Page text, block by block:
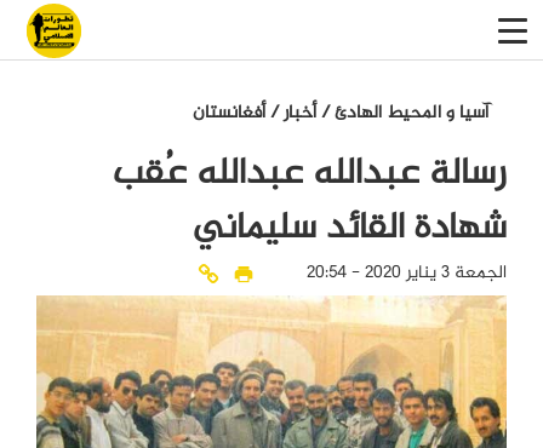
آسيا و المحيط الهادئ/أخبار/أفغانستان
رسالة عبدالله عبدالله عُقب
شهادة القائد سليماني
الجمعة 3 يناير 2020 - 20:54